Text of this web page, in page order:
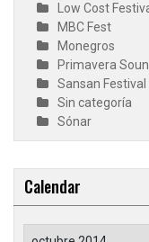
Low Cost
MBC Fest
Monegros
Primavera
Sansan Festival
Sin categoría
Sónar
Calendar